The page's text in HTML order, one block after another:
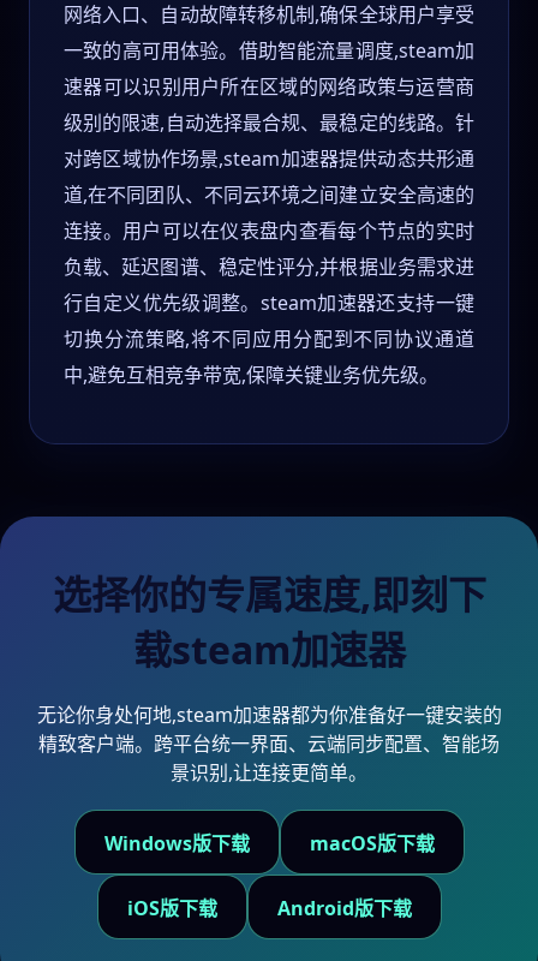
网络入口、自动故障转移机制,确保全球用户享受
一致的高可用体验。借助智能流量调度,steam加
速器可以识别用户所在区域的网络政策与运营商
级别的限速,自动选择最合规、最稳定的线路。针
对跨区域协作场景,steam加速器提供动态共形通
道,在不同团队、不同云环境之间建立安全高速的
连接。用户可以在仪表盘内查看每个节点的实时
负载、延迟图谱、稳定性评分,并根据业务需求进
行自定义优先级调整。steam加速器还支持一键
切换分流策略,将不同应用分配到不同协议通道
中,避免互相竞争带宽,保障关键业务优先级。
选择你的专属速度,即刻下
载steam加速器
无论你身处何地,steam加速器都为你准备好一键安装的
精致客户端。跨平台统一界面、云端同步配置、智能场
景识别,让连接更简单。
Windows版下载 macOS版下载
iOS版下载 Android版下载